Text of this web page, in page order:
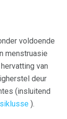
voldoende
menstruasie
van
deur
(insluitend
).